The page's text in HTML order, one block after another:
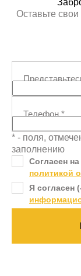
Оставьте
Телефон*
* - поля,
заполнению
Согласен на
политикой
Я согласен